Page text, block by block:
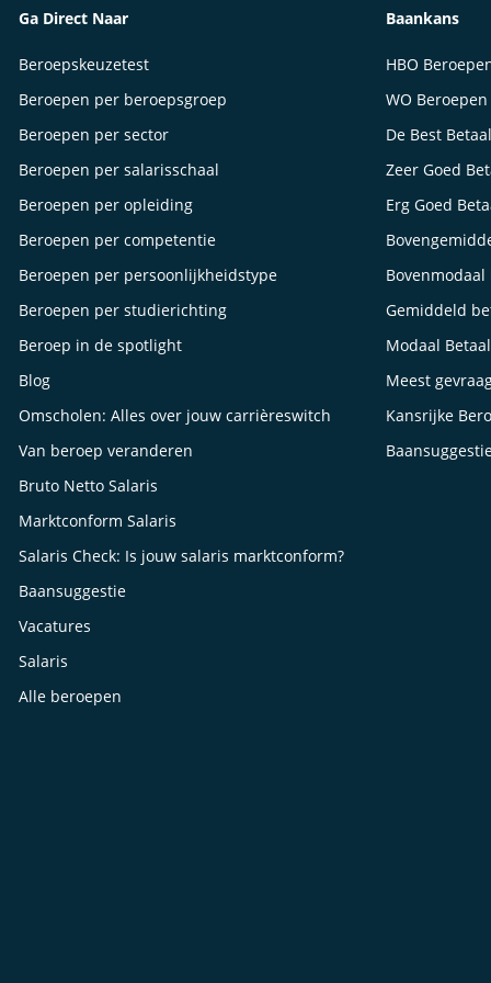
Ga Direct Naar
Beroepskeuzetest
Beroepen per beroepsgroep
Beroepen per sector
Beroepen per salarisschaal
Beroepen per opleiding
Beroepen per competentie
Beroepen per persoonlijkheidstype
Beroepen per studierichting
Beroep in de spotlight
Blog
Omscholen: Alles over jouw carrièreswitch
Van beroep veranderen
Bruto Netto Salaris
Marktconform Salaris
Salaris Check: Is jouw salaris marktconform?
Baansuggestie
Vacatures
Salaris
Alle beroepen
Baankans
HBO
WO Beroepen
De Best
Zeer Goed
Erg Goed
Gemiddeld
Modaal
Meest
Kansrijke